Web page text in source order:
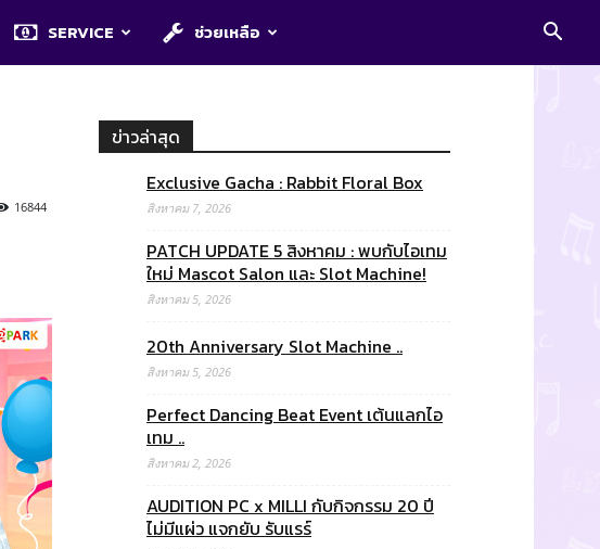
SERVICE ช่วยเหลือ
16844
ข่าวล่าสุด
Exclusive Gacha : Rabbit Floral Box
สิงหาคม 7, 2026
PATCH UPDATE 5 สิงหาคม : พบกับไอเทม
ใหม่ Mascot Salon และ Slot Machine!
สิงหาคม 5, 2026
20th Anniversary Slot Machine ..
สิงหาคม 5, 2026
Perfect Dancing Beat Event เต้นแลกไอ
เทม ..
สิงหาคม 2, 2026
AUDITION PC x MILLI กับกิจกรรม 20 ปี
ไม่มีแผ่ว แจกยับ รับแรร์